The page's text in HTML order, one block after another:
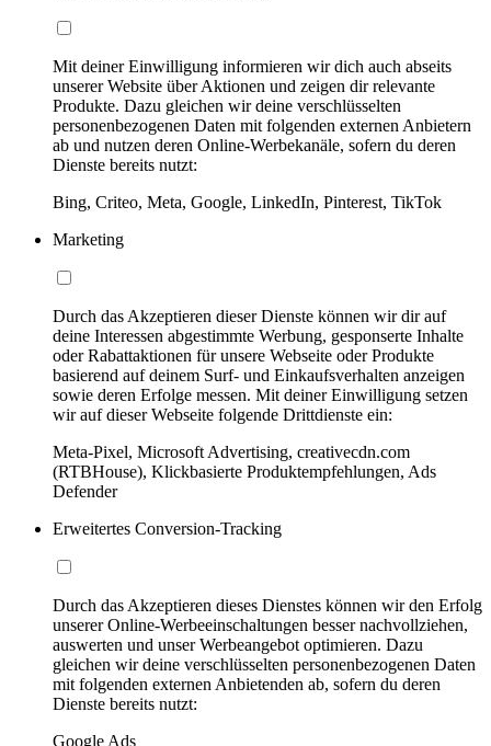
Mit deiner Einwilligung informieren wir dich auch abseits
unserer Website über Aktionen und zeigen dir relevante
Produkte. Dazu gleichen wir deine verschlüsselten
personenbezogenen Daten mit folgenden externen Anbietern
ab und nutzen deren Online-Werbekanäle, sofern du deren
Dienste bereits nutzt:
Bing, Criteo, Meta, Google, LinkedIn, Pinterest, TikTok
Marketing
Durch das Akzeptieren dieser Dienste können wir dir auf
deine Interessen abgestimmte Werbung, gesponserte Inhalte
oder Rabattaktionen für unsere Webseite oder Produkte
basierend auf deinem Surf- und Einkaufsverhalten anzeigen
sowie deren Erfolge messen. Mit deiner Einwilligung setzen
wir auf dieser Webseite folgende Drittdienste ein:
Meta-Pixel, Microsoft Advertising, creativecdn.com
(RTBHouse), Klickbasierte Produktempfehlungen, Ads
Defender
Erweitertes Conversion-Tracking
Durch das Akzeptieren dieses Dienstes können wir den Erfolg
unserer Online-Werbeeinschaltungen besser nachvollziehen,
auswerten und unser Werbeangebot optimieren. Dazu
gleichen wir deine verschlüsselten personenbezogenen Daten
mit folgenden externen Anbietenden ab, sofern du deren
Dienste bereits nutzt:
Google Ads